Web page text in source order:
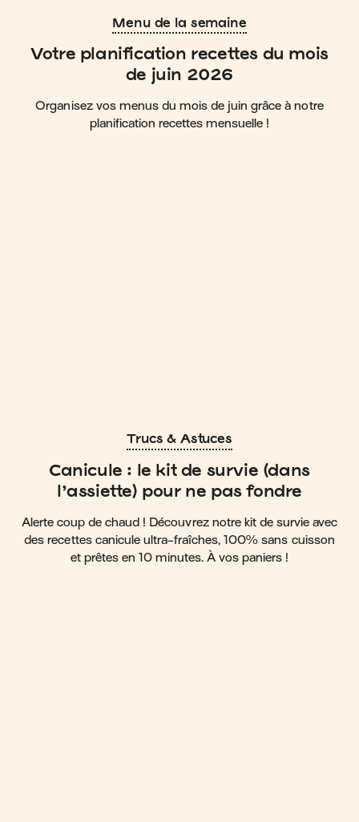
Menu de la semaine
Votre planification recettes du mois
de juin 2026
Organisez vos menus du mois de juin grâce à notre
planification recettes mensuelle !
Trucs & Astuces
Canicule : le kit de survie (dans
l’assiette) pour ne pas fondre
Alerte coup de chaud ! Découvrez notre kit de survie avec
des recettes canicule ultra-fraîches, 100% sans cuisson
et prêtes en 10 minutes. À vos paniers !